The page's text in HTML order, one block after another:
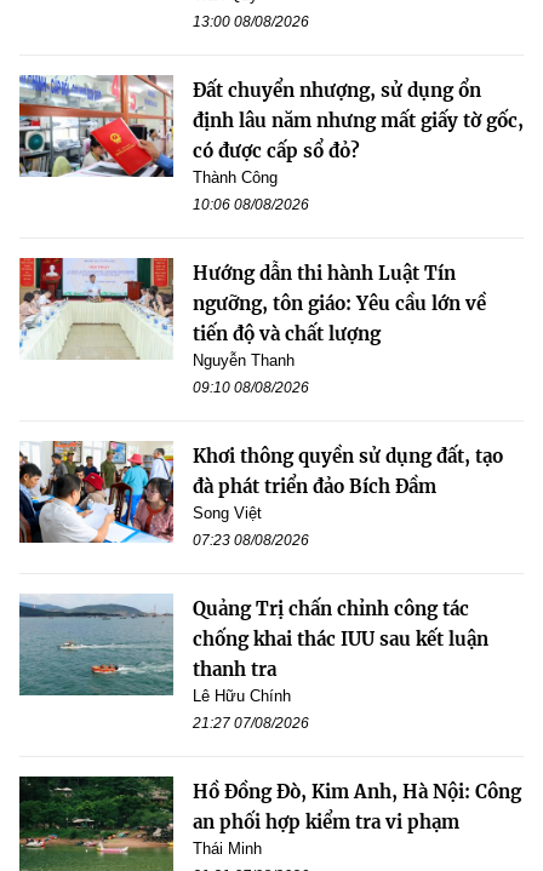
13:00 08/08/2026
Đất chuyển nhượng, sử dụng ổn
định lâu năm nhưng mất giấy tờ gốc,
có được cấp sổ đỏ?
Thành Công
10:06 08/08/2026
Hướng dẫn thi hành Luật Tín
ngưỡng, tôn giáo: Yêu cầu lớn về
tiến độ và chất lượng
Nguyễn Thanh
09:10 08/08/2026
Khơi thông quyền sử dụng đất, tạo
đà phát triển đảo Bích Đầm
Song Việt
07:23 08/08/2026
Quảng Trị chấn chỉnh công tác
chống khai thác IUU sau kết luận
thanh tra
Lê Hữu Chính
21:27 07/08/2026
Hồ Đồng Đò, Kim Anh, Hà Nội: Công
an phối hợp kiểm tra vi phạm
Thái Minh